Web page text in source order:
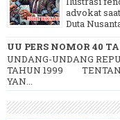
advokat
Duta
UU PERS NOMOR 40
UNDANG-UNDANG
TAHUN 1999
YAN...